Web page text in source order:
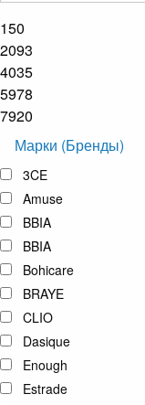
150
2093
4035
5978
7920
Марки (Бренды)
3CE
Amuse
BBIA
BBIA
Bohicare
BRAYE
CLIO
Dasique
Enough
Estrade